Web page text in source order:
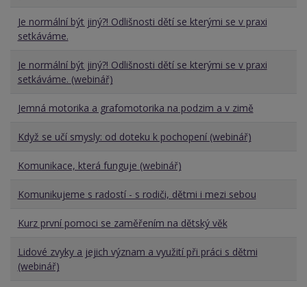
Je normální být jiný?! Odlišnosti dětí se kterými se v praxi
setkáváme.
Je normální být jiný?! Odlišnosti dětí se kterými se v praxi
setkáváme. (webinář)
Jemná motorika a grafomotorika na podzim a v zimě
Když se učí smysly: od doteku k pochopení (webinář)
Komunikace, která funguje (webinář)
Komunikujeme s radostí - s rodiči, dětmi i mezi sebou
Kurz první pomoci se zaměřením na dětský věk
Lidové zvyky a jejich význam a využití při práci s dětmi
(webinář)